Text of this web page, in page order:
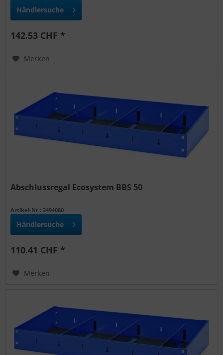
Händlersuche
142.53 CHF *
Merken
Abschlussregal Ecosystem BBS 50
Artikel-Nr : 3494080
Händlersuche
110.41 CHF *
Merken